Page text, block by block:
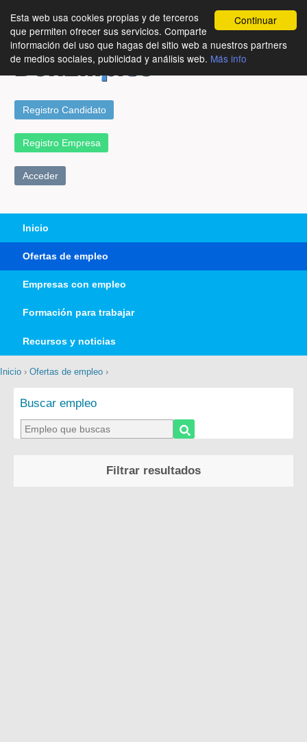
Continuar
Esta web usa cookies propias y de terceros
que permiten ofrecer sus servicios. Comparte
información del uso que hagas del sitio web a nuestros partners
de medios sociales, publicidad y análisis web. Más info
Registro Candidato
Registro Empresa
Acceder
Inicio
Ofertas de empleo
Empresas con empleo
Formación para trabajar
Recursos y noticias
Inicio › Ofertas de empleo ›
Buscar empleo
Filtrar resultados